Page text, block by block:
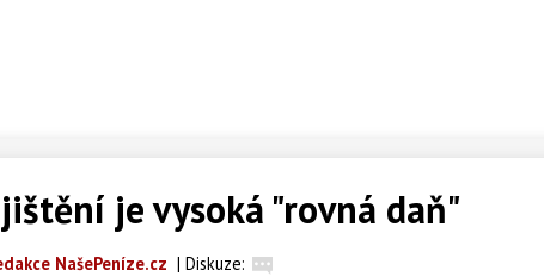
je vysoká "rovná daň"
NašePeníze.cz | Diskuze: